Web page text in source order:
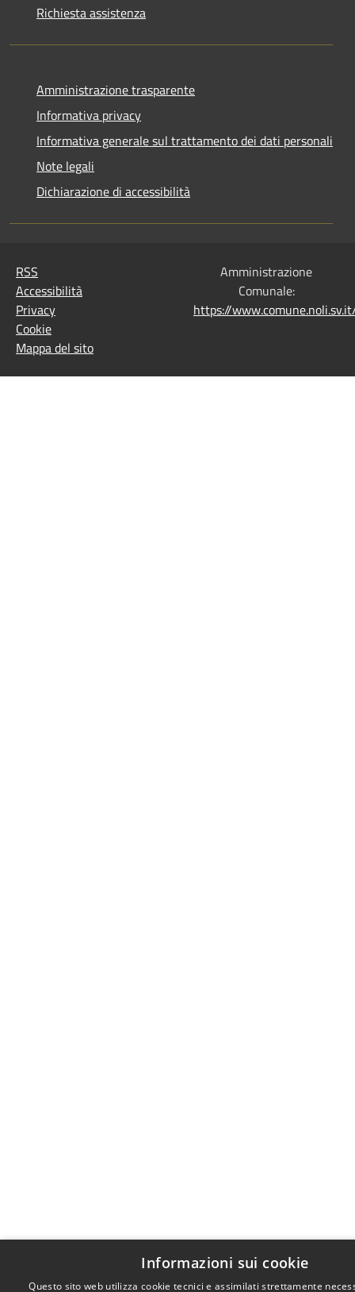
Richiesta assistenza
Amministrazione trasparente
Informativa privacy
Informativa generale sul trattamento dei dati personali
Note legali
Dichiarazione di accessibilità
RSS
Accessibilità
Privacy
Cookie
Mappa del sito
Amministrazione
Comunale:
https://
Informazioni sui cookie
Questo sito web utilizza cookie tecnici e assimilati strettamente